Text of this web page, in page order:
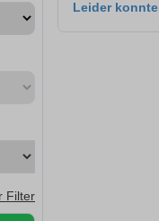
Filter
Leider